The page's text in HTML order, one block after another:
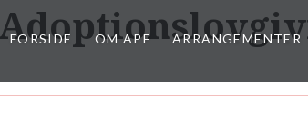
FORSIDE OM APF ARRANGEMENTER